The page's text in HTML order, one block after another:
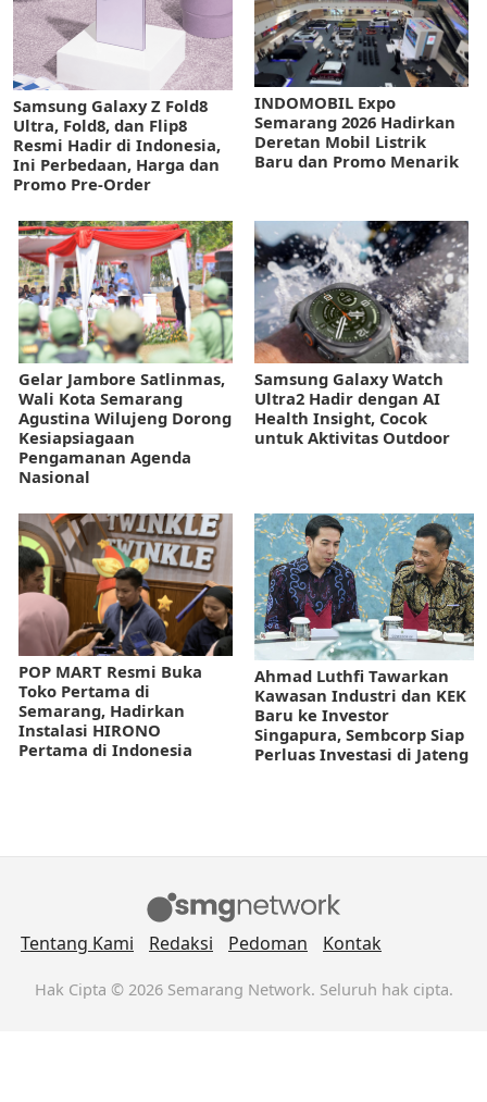
Samsung Galaxy Z Fold8
Ultra, Fold8, dan Flip8
Resmi Hadir di Indonesia,
Ini Perbedaan, Harga dan
Promo Pre-Order
INDOMOBIL Expo
Semarang 2026 Hadirkan
Deretan Mobil Listrik
Baru dan Promo Menarik
Gelar Jambore Satlinmas,
Wali Kota Semarang
Agustina Wilujeng Dorong
Kesiapsiagaan
Pengamanan Agenda
Nasional
Samsung Galaxy Watch
Ultra2 Hadir dengan AI
Health Insight, Cocok
untuk Aktivitas Outdoor
POP MART Resmi Buka
Toko Pertama di
Semarang, Hadirkan
Instalasi HIRONO
Pertama di Indonesia
Ahmad Luthfi Tawarkan
Kawasan Industri dan KEK
Baru ke Investor
Singapura, Sembcorp Siap
Perluas Investasi di Jateng
Tentang Kami Redaksi Pedoman Kontak
Hak Cipta © 2026 Semarang Network. Seluruh hak cipta.